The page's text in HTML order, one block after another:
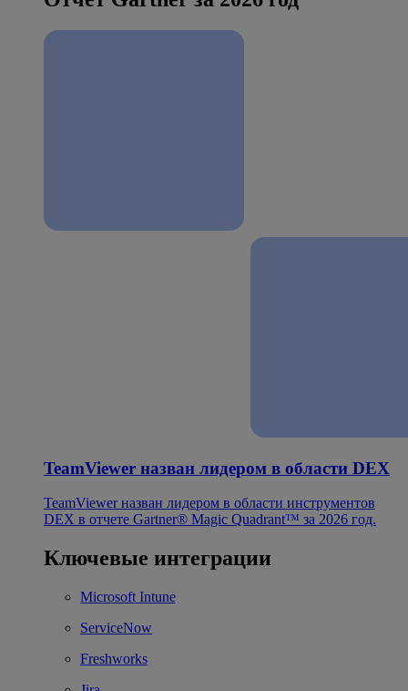
TeamViewer назван лидером в области DEX
TeamViewer назван лидером в области инструментов
DEX в отчете Gartner® Magic Quadrant™ за 2026 год.
Ключевые интеграции
Microsoft Intune
ServiceNow
Freshworks